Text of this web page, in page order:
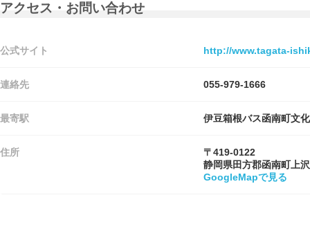
アクセス・お問い合わせ
公式サイト http://www.tagata-
連絡先 055-979-1666
最寄駅 伊豆箱根バス函南町文
住所
〒419-0122
静岡県田方郡函南町上
GoogleMapで見る